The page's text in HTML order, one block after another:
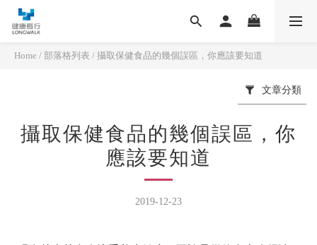
Home / 部落格列表 / 攝取保健食品的幾個誤區，你應該要知道
文章分類
攝取保健食品的幾個誤區，你
應該要知道
2019-12-23